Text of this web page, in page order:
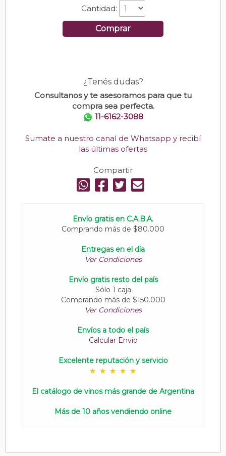
Cantidad:
Comprar
¿Tenés dudas?
Consultanos y te asesoramos para que tu
compra sea perfecta.
11-6162-3088
Sumate a nuestro canal de Whatsapp y recibí
las últimas ofertas
Compartir
Envío gratis en C.A.B.A.
Comprando más de $80.000
Entregas en el día
Ver Condiciones
Envío gratis resto del país
Sólo 1 caja
Comprando más de $150.000
Ver Condiciones
Envíos a todo el país
Calcular Envío
Excelente reputación y servicio
El catálogo de vinos más grande de Argentina
Más de 10 años vendiendo online